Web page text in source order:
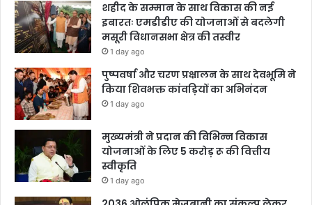
शहीद के सम्मान के साथ विकास की नई
इबारतः एमडीडीए की योजनाओं से बदलेगी
मसूरी विधानसभा क्षेत्र की तस्वीर
1 day ago
पुष्पवर्षा और चरण प्रक्षालन के साथ देवभूमि ने
किया शिवभक्त कांवड़ियों का अभिनंदन
1 day ago
मुख्यमंत्री ने प्रदान की विभिन्न विकास
योजनाओं के लिए 5 करोड़ रू की वित्तीय
स्वीकृति
1 day ago